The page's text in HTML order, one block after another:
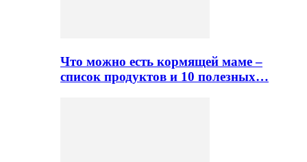
Что можно есть кормящей маме –
список продуктов и 10 полезных…